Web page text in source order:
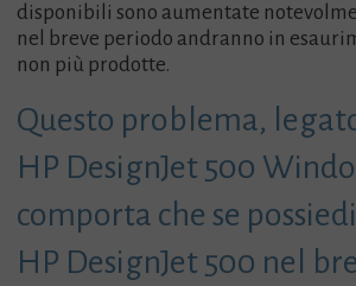
disponibili sono aumentate
nel breve periodo andranno in
non più prodotte.
Questo problema,
HP DesignJet 500
comporta che se
HP DesignJet 500 nel